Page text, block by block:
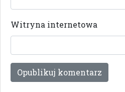
Witryna internetowa